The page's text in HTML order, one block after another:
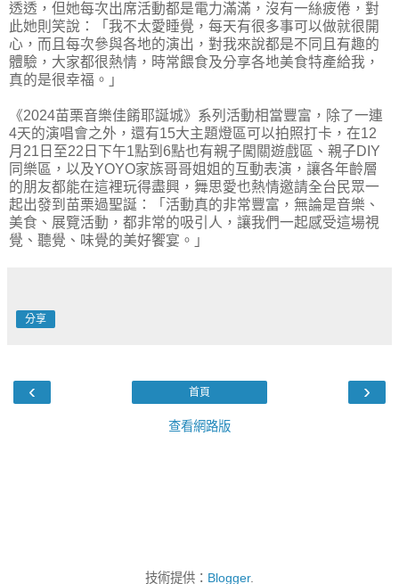
透透，但她每次出席活動都是電力滿滿，沒有一絲疲倦，對
此她則笑說：「我不太愛睡覺，每天有很多事可以做就很開
心，而且每次參與各地的演出，對我來說都是不同且有趣的
體驗，大家都很熱情，時常餵食及分享各地美食特產給我，
真的是很幸福。」
《2024苗栗音樂佳餚耶誕城》系列活動相當豐富，除了一連
4天的演唱會之外，還有15大主題燈區可以拍照打卡，在12
月21日至22日下午1點到6點也有親子闖關遊戲區、親子DIY
同樂區，以及YOYO家族哥哥姐姐的互動表演，讓各年齡層
的朋友都能在這裡玩得盡興，舞思愛也熱情邀請全台民眾一
起出發到苗栗過聖誕：「活動真的非常豐富，無論是音樂、
美食、展覽活動，都非常的吸引人，讓我們一起感受這場視
覺、聽覺、味覺的美好饗宴。」
分享
‹ ›
首頁
查看網路版
技術提供： Blogger.